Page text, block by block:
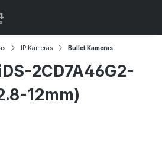
IP Kameras Bullet Kameras
2CD7A46G2-
12mm)